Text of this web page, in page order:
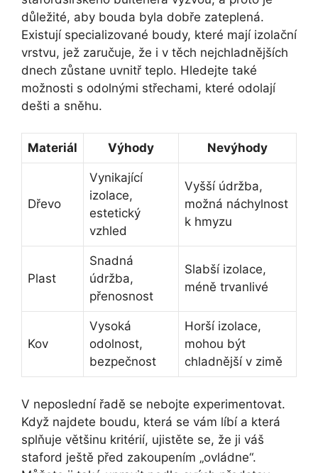
důležité, aby bouda byla dobře zateplená.
Existují specializované boudy, které mají izolační
vrstvu, jež zaručuje, že i v těch nejchladnějších
dnech zůstane uvnitř teplo. Hledejte také
možnosti s odolnými střechami, které odolají
dešti a sněhu.
Materiál Výhody Nevýhody
Dřevo
Vynikající
izolace,
estetický
vzhled
Vyšší údržba,
možná náchylnost
k hmyzu
Plast
Snadná
údržba,
přenosnost
Slabší izolace,
méně trvanlivé
Kov
Vysoká
odolnost,
bezpečnost
Horší izolace,
mohou být
chladnější v zimě
V neposlední řadě se nebojte experimentovat.
Když najdete boudu, která se vám líbí a která
splňuje většinu kritérií, ujistěte se, že ji váš
staford ještě před zakoupením „ovládne“.